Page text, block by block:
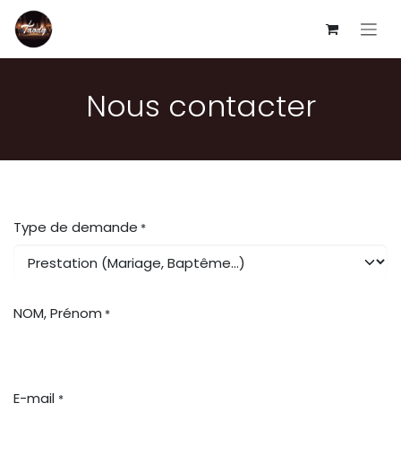
Se rendre au contenu
Nous contacter
Type de demande *
NOM, Prénom *
E-mail *